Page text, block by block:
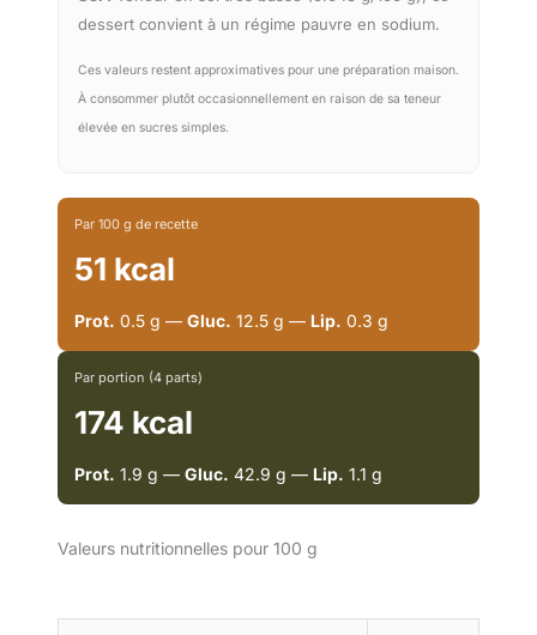
dessert convient à un régime pauvre en sodium.
Ces valeurs restent approximatives pour une préparation maison.
À consommer plutôt occasionnellement en raison de sa teneur
élevée en sucres simples.
Par 100 g de recette
51 kcal
Prot. 0.5 g — Gluc. 12.5 g — Lip. 0.3 g
Par portion (4 parts)
174 kcal
Prot. 1.9 g — Gluc. 42.9 g — Lip. 1.1 g
Valeurs nutritionnelles pour 100 g